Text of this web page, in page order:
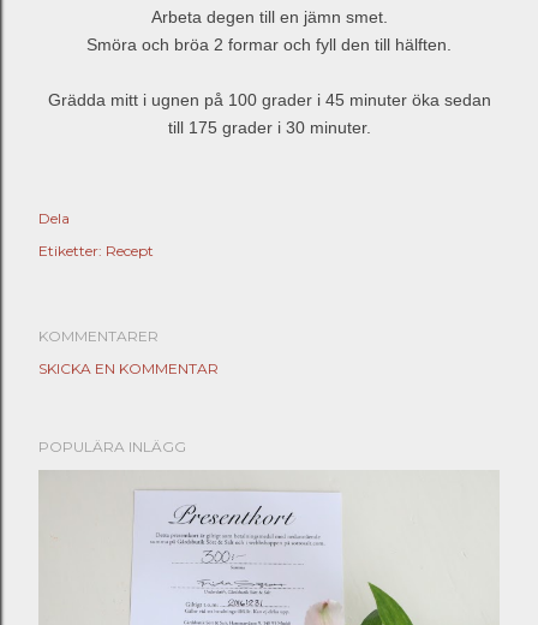
Arbeta degen till en jämn smet.
Smöra och bröa 2 formar och fyll den till hälften.
Grädda mitt i ugnen på 100 grader i 45 minuter öka sedan
till 175 grader i 30 minuter.
Dela
Etiketter: Recept
KOMMENTARER
SKICKA EN KOMMENTAR
POPULÄRA INLÄGG